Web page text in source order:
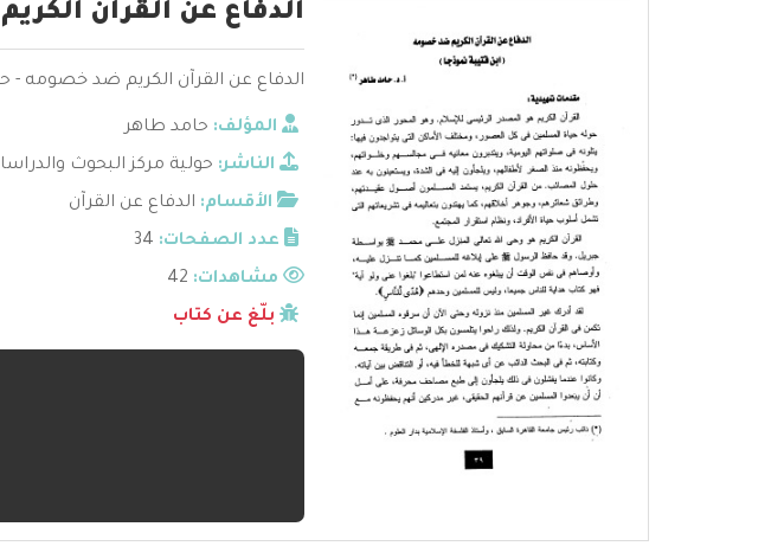
الدفاع عن القرآن
الدفاع عن القرآن الكريم ضد خصومه -
المؤلف: حامد طاهر
الناشر: حولية مركز البحوث
الأقسام: الدفاع عن القرآن
عدد الصفحات: 34
مشاهدات:
بلّغ عن كتاب